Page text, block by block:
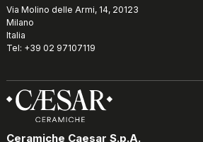
Via Molino delle Armi, 14, 20123
Milano
Italia
Tel: +39 02 97107119
Ceramiche Caesar S.p.A.